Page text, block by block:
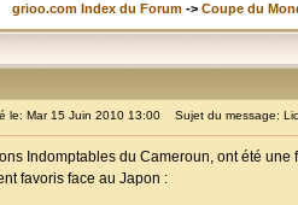
grioo.com Index du Forum -> Coupe du
le: Mar 15 Juin 2010 13:00 Sujet du message:
Indomptables du Cameroun, ont été
favoris face au Japon :